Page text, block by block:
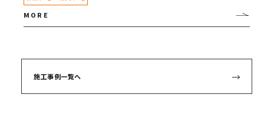
MORE
施工事例一覧へ